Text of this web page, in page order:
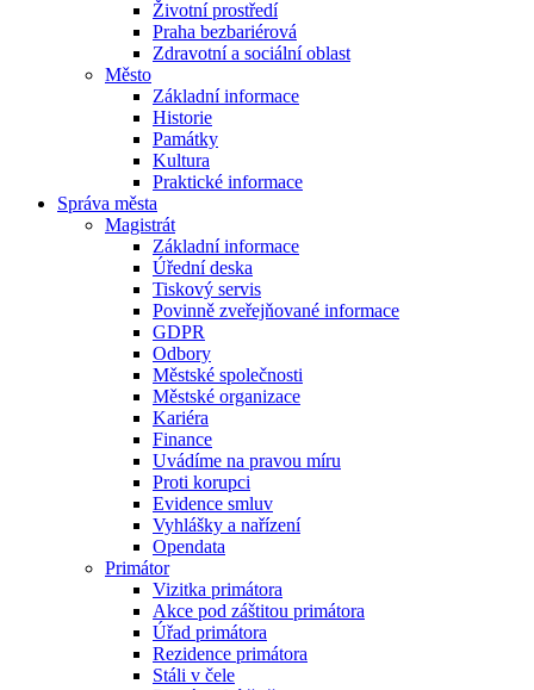
Životní prostředí
Praha bezbariérová
Zdravotní a sociální oblast
Město
Základní informace
Historie
Památky
Kultura
Praktické informace
Správa města
Magistrát
Základní informace
Úřední deska
Tiskový servis
Povinně zveřejňované informace
GDPR
Odbory
Městské společnosti
Městské organizace
Kariéra
Finance
Uvádíme na pravou míru
Proti korupci
Evidence smluv
Vyhlášky a nařízení
Opendata
Primátor
Vizitka primátora
Akce pod záštitou primátora
Úřad primátora
Rezidence primátora
Stáli v čele